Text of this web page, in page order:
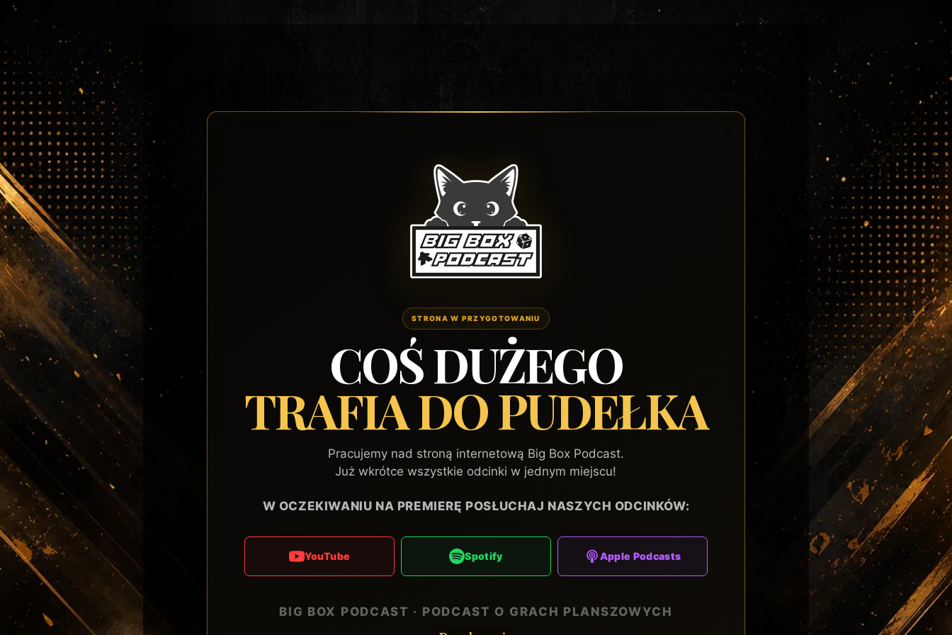
STRONA W PRZYGOTOWANIU
COŚ DUŻEGO
TRAFIA DO PUDEŁKA
Pracujemy nad stroną internetową Big Box Podcast.
Już wkrótce wszystkie odcinki w jednym miejscu!
W OCZEKIWANIU NA PREMIERĘ POSŁUCHAJ NASZYCH ODCINKÓW:
YouTube Spotify Apple Podcasts
BIG BOX PODCAST · PODCAST O GRACH PLANSZOWYCH